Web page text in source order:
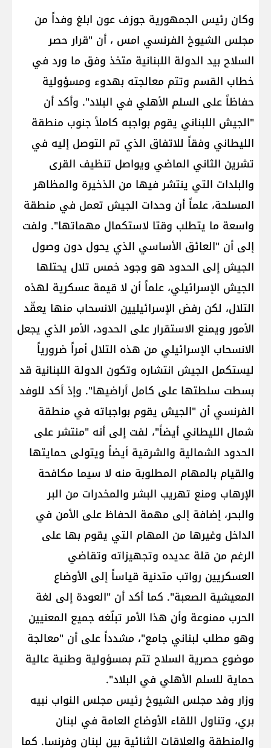
وكان رئيس الجمهورية جوزف عون ابلغ وفداً من
مجلس الشيوخ الفرنسي امس ، أن "قرار حصر
السلاح بيد الدولة اللبنانية متخذ وفق ما ورد في
خطاب القسم وتتم معالجته بهدوء ومسؤولية
حفاظاً على السلم الأهلي في البلاد". وأكد أن
"الجيش اللبناني يقوم بواجبه كاملاً جنوب منطقة
الليطاني وفقاً للاتفاق الذي تم التوصل إليه في
تشرين الثاني الماضي ويواصل تنظيف القرى
والبلدات التي ينتشر فيها من الذخيرة والمظاهر
المسلحة، علماً أن وحدات الجيش تعمل في منطقة
واسعة ما يتطلب وقتا لاستكمال مهماتها". ولفت
إلى أن "العائق الأساسي الذي يحول دون وصول
الجيش إلى الحدود هو وجود خمس تلال يحتلها
الجيش الإسرائيلي، علماً أن لا قيمة عسكرية لهذه
التلال، لكن رفض الإسرائيليين الانسحاب منها يعقّد
الأمور ويمنع الاستقرار على الحدود، الأمر الذي يجعل
الانسحاب الإسرائيلي من هذه التلال أمراً ضرورياً
ليستكمل الجيش انتشاره وتكون الدولة اللبنانية قد
بسطت سلطتها على كامل أراضيها". وإذ أكد للوفد
الفرنسي أن "الجيش يقوم بواجباته في منطقة
شمال الليطاني أيضاً"، لفت إلى أنه "منتشر على
الحدود الشمالية والشرقية أيضاً ويتولى حمايتها
والقيام بالمهام المطلوبة منه لا سيما مكافحة
الإرهاب ومنع تهريب البشر والمخدرات من البر
والبحر، إضافة إلى مهمة الحفاظ على الأمن في
الداخل وغيرها من المهام التي يقوم بها على
الرغم من قلة عديده وتجهيزاته وتقاضي
العسكريين رواتب متدنية قياساً إلى الأوضاع
المعيشية الصعبة". كما أكد أن "العودة إلى لغة
الحرب ممنوعة وأن هذا الأمر تبلّغه جميع المعنيين
وهو مطلب لبناني جامع"، مشدداً على أن "معالجة
موضوع حصرية السلاح تتم بمسؤولية وطنية عالية
حماية للسلم الأهلي في البلاد".
وزار وفد مجلس الشيوخ رئيس مجلس النواب نبيه
بري، وتناول اللقاء الأوضاع العامة في لبنان
والمنطقة والعلاقات الثنائية بين لبنان وفرنسا. كما